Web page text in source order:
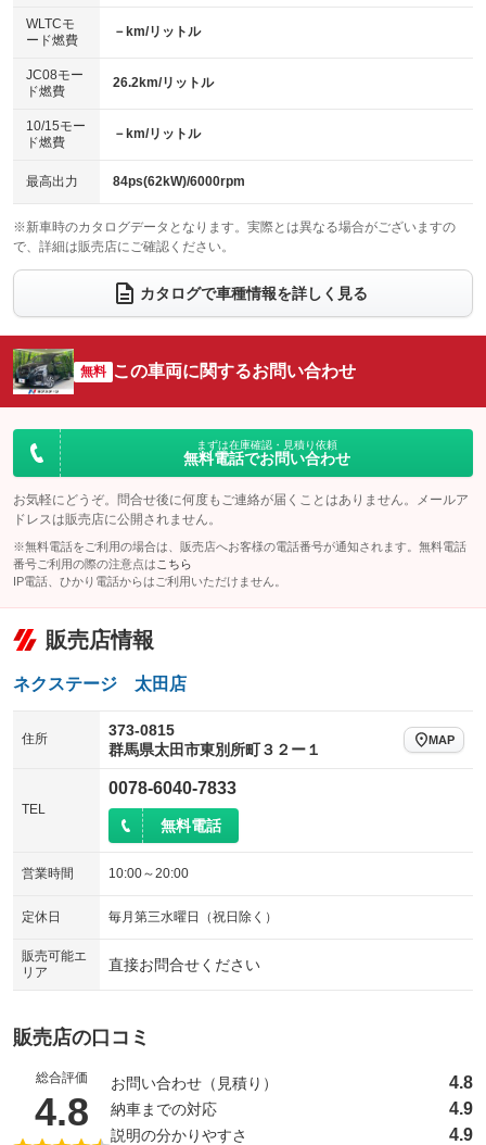
センターデフロック
：装備なし
電動格納ミラー
：装備あり
エアロ
：装備なし
：装備なし
パワーシート
ベンチシート
：装備なし
チップアップシート
：装備なし
：装備なし ：装備なし
ウォークスルー
：装備あり
電動リアゲート フロントカメラ
：装備あり
：装備なし ：装備あり
サイドカメラ
：装備あり ルーフレール
：装備なし
：装備なし
：装備なし
WLTCモ
ード燃費
－km/リットル
JC08モー
ド燃費
26.2km/リットル
10/15モー
ド燃費
－km/リットル
最高出力 84ps(62kW)/6000rpm
※新車時のカタログデータとなります。実際とは異なる場合がございますの
で、詳細は販売店にご確認ください。
カタログで車種情報を詳しく見る
無料 この車両に関するお問い合わせ
まずは在庫確認・見積り依頼
無料電話でお問い合わせ
お気軽にどうぞ。問合せ後に何度もご連絡が届くことはありません。メールア
ドレスは販売店に公開されません。
※無料電話をご利用の場合は、販売店へお客様の電話番号が通知されます。無料電話
番号ご利用の際の注意点は こちら
IP電話、ひかり電話からはご利用いただけません。
販売店情報
ネクステージ 太田店
住所
373-0815
群馬県太田市東別所町３２ー１
MAP
TEL
0078-6040-7833
無料電話
営業時間 10:00～20:00
定休日 毎月第三水曜日（祝日除く）
販売可能エ
リア
直接お問合せください
販売店の口コミ
総合評価
4.8 （5点満点中）
お問い合わせ（見積り） 4.8
納車までの対応 4.9
説明の分かりやすさ 4.9